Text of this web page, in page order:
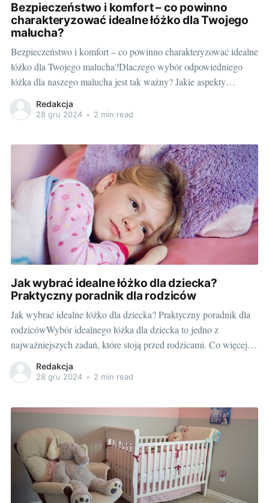
Bezpieczeństwo i komfort – co powinno
charakteryzować idealne łóżko dla Twojego
malucha?
Bezpieczeństwo i komfort – co powinno charakteryzować idealne
łóżko dla Twojego malucha?Dlaczego wybór odpowiedniego
łóżka dla naszego malucha jest tak ważny? Jakie aspekty
powinniśmy uwzględnić przy wyborze mebla, które będzie
towarzyszyć dziecku przez lata? Jakie cechy powinno
przyjemnością przygotowałem dla Was przewodnik, który
Redakcja
28 gru 2024 • 2 min read
Jak wybrać idealne łóżko dla dziecka?
Praktyczny poradnik dla rodziców
Jak wybrać idealne łóżko dla dziecka? Praktyczny poradnik dla
rodzicówWybór idealnego łóżka dla dziecka to jedno z
najważniejszych zadań, które stoją przed rodzicami. Co więcej,
to zadanie wymaga nie tylko dobrego gustu, ale także
świadomości odpowiedzialności, jaką pełnymy dla zdrowia i
się kiedyś, jak
Redakcja
28 gru 2024 • 2 min read